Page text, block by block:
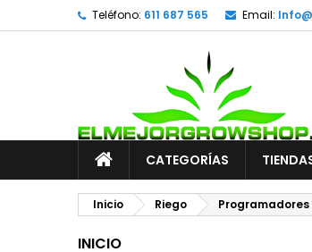
Teléfono: 611 687 565 Email:
CATEGORÍAS
Inicio Riego
INICIO